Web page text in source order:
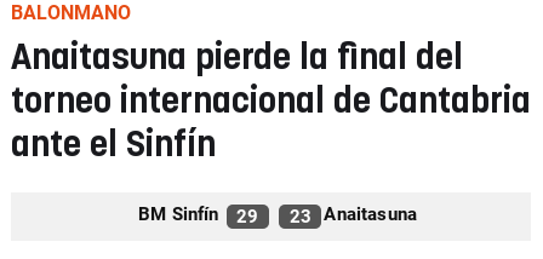
BALONMANO
Anaitasuna pierde la final del
torneo internacional de Cantabria
ante el Sinfín
BM Sinfín 29 23 Anaitasuna